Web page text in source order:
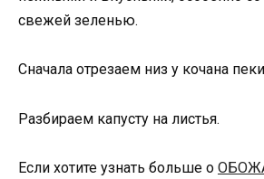
свежей зеленью.
Сначала отрезаем низ у кочана
Разбираем капусту на листья.
Если хотите узнать больше о